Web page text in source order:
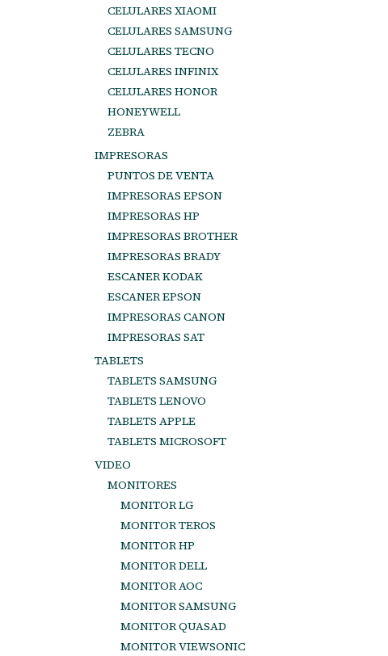
CELULARES XIAOMI
CELULARES SAMSUNG
CELULARES TECNO
CELULARES INFINIX
CELULARES HONOR
HONEYWELL
ZEBRA
IMPRESORAS
PUNTOS DE VENTA
IMPRESORAS EPSON
IMPRESORAS HP
IMPRESORAS BROTHER
IMPRESORAS BRADY
ESCANER KODAK
ESCANER EPSON
IMPRESORAS CANON
IMPRESORAS SAT
TABLETS
TABLETS SAMSUNG
TABLETS LENOVO
TABLETS APPLE
TABLETS MICROSOFT
VIDEO
MONITORES
MONITOR LG
MONITOR TEROS
MONITOR HP
MONITOR DELL
MONITOR AOC
MONITOR SAMSUNG
MONITOR QUASAD
MONITOR VIEWSONIC